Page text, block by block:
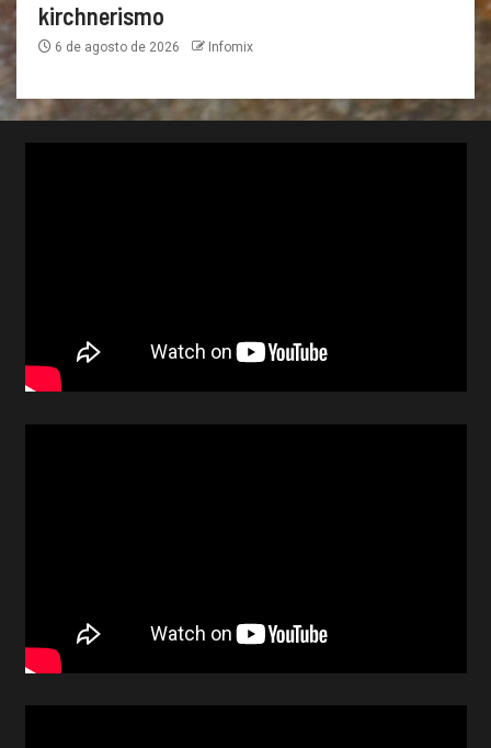
kirchnerismo
6 de agosto de 2026 Infomix